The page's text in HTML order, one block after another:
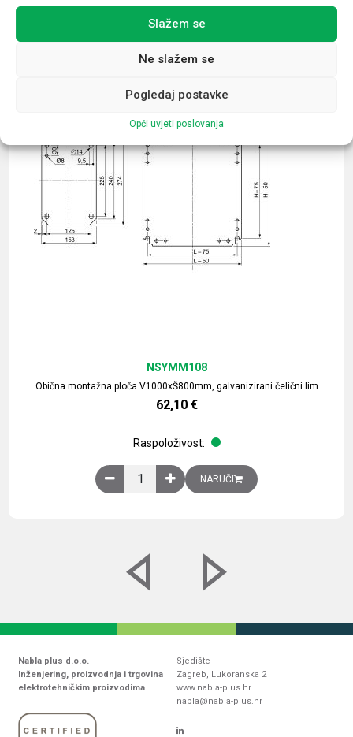
Slažem se
Ne slažem se
Pogledaj postavke
Opći uvjeti poslovanja
Povezani proizvodi
Obična montažna ploča V1000xŠ800mm, galvanizirani čelični lim
NSYMM108
62,10 €
Raspoloživost:
Obična montažna ploča V1000xŠ800mm,
NARUČI
Nabla plus d.o.o.
Inženjering, proizvodnja i trgovina
elektrotehničkim proizvodima
Sjedište
Zagreb, Lukoranska 2
www.nabla-plus.hr
nabla@nabla-plus.hr